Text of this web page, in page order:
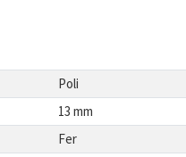
Poli
13 mm
Fer